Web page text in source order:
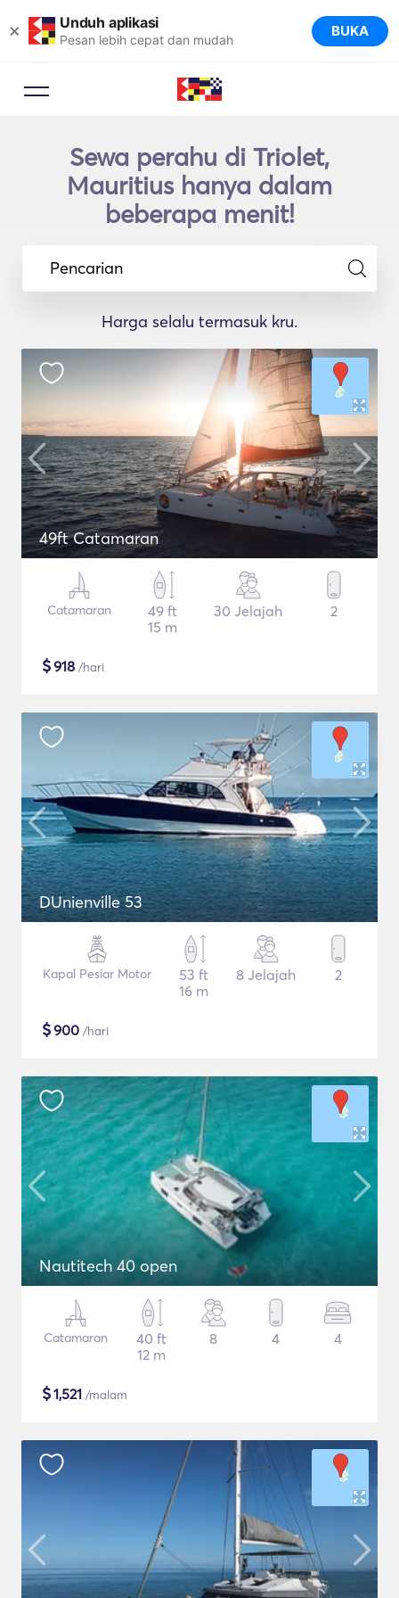
× Unduh aplikasi
Pesan lebih cepat dan mudah BUKA
Sewa perahu di Triolet,
Mauritius hanya dalam
beberapa menit!
Pencarian
Harga selalu termasuk kru.
49ft Catamaran
Catamaran
49 ft
15 m
30 Jelajah 2
$918 /hari
DUnienville 53
Kapal Pesiar Motor
53 ft
16 m
8 Jelajah 2
$900 /hari
Nautitech 40 open
Catamaran
40 ft
12 m
8 4 4
$1,521 /malam